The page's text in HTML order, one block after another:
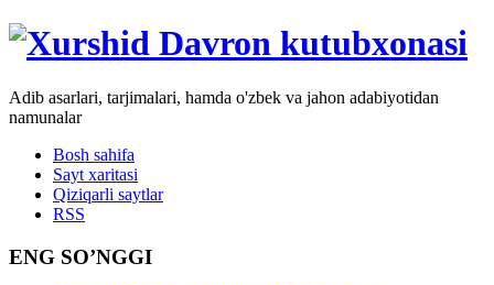
Adib asarlari, tarjimalari, hamda o'zbek va jahon adabiyotidan
namunalar
Bosh sahifa
Sayt xaritasi
Qiziqarli saytlar
RSS
ENG SO’NGGI